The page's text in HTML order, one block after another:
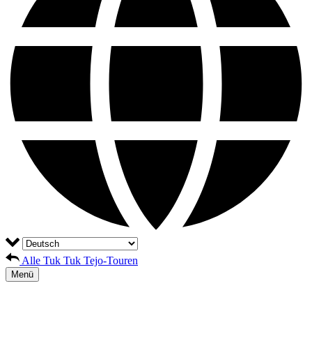
Alle Tuk Tuk Tejo-Touren
Menü